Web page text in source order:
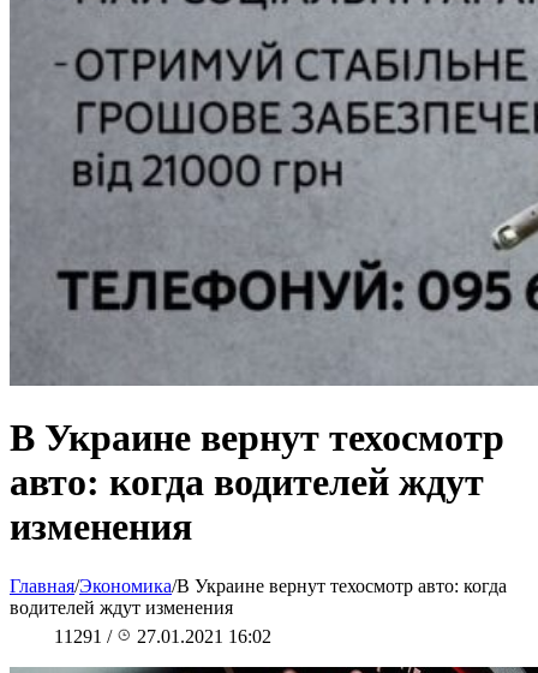
В Украине вернут техосмотр
авто: когда водителей ждут
изменения
Главная/Экономика/В Украине вернут техосмотр авто: когда
водителей ждут изменения
11291 / 27.01.2021 16:02